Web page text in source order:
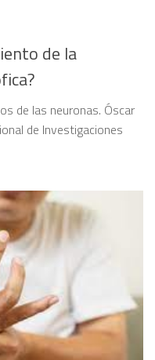
de la
de las neuronas. Óscar
de Investigaciones